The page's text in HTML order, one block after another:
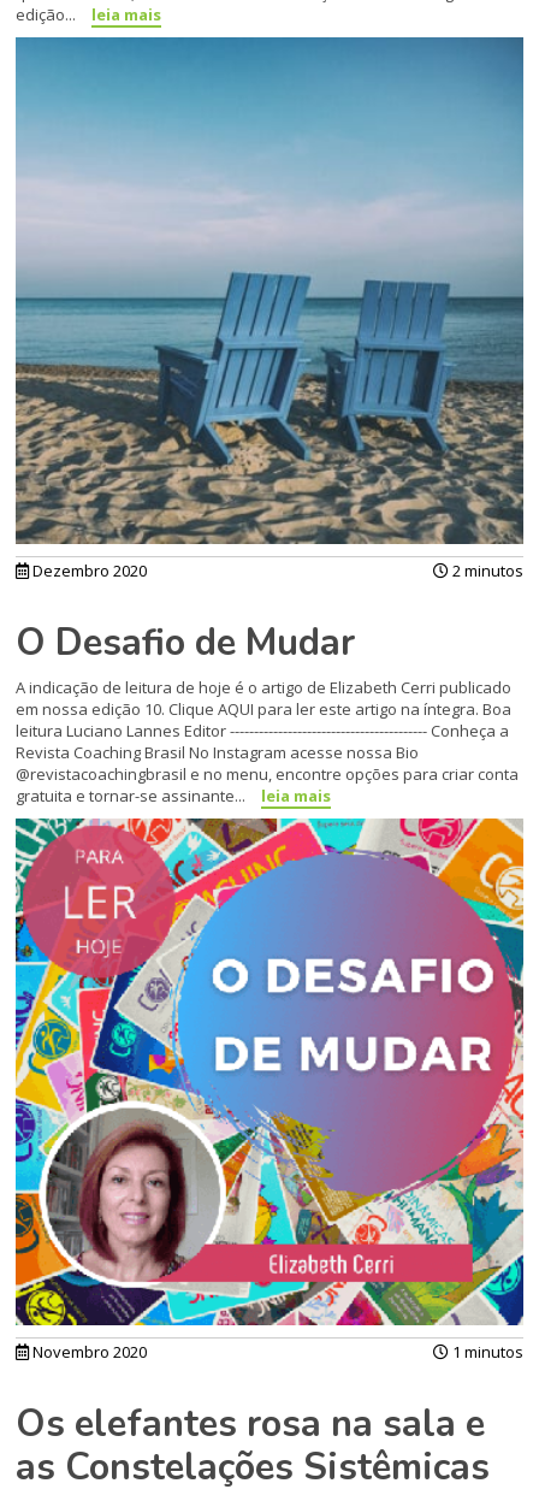
edição...
leia mais
Dezembro 2020 2 minutos
O Desafio de Mudar
A indicação de leitura de hoje é o artigo de Elizabeth Cerri publicado
em nossa edição 10. Clique AQUI para ler este artigo na íntegra. Boa
leitura Luciano Lannes Editor ----------------------------------------- Conheça a
Revista Coaching Brasil No Instagram acesse nossa Bio
@revistacoachingbrasil e no menu, encontre opções para criar conta
gratuita e tornar-se assinante...
leia mais
Novembro 2020 1 minutos
Os elefantes rosa na sala e
as Constelações Sistêmicas